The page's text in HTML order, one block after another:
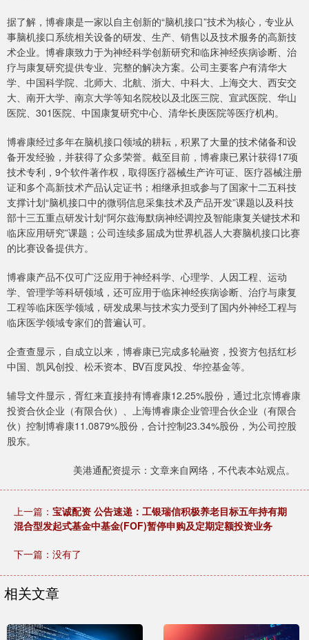
据了解，博睿康是一家以自主创新的“脑机接口”技术为核心，专业从
事脑机接口系统相关设备的研发、生产、销售以及技术服务的高新技
术企业。博睿康致力于为神经科学创新研究和临床神经疾病诊断、治
疗与康复研究提供专业、完整的解决方案。公司主要客户有清华大
学、中国科学院、北师大、北航、浙大、中科大、上海交大、西安交
大、南开大学、南京大学等知名院校以及北医三院、宣武医院、华山
医院、301医院、中国康复研究中心、清华长庚医院等医疗机构。
博睿康经过多年在脑机接口领域的耕耘，积累了大量的技术储备和设
备开发经验，并获得了众多荣誉。截至目前，博睿康已累计获得17项
技术专利，9个软件著作权，取得医疗器械生产许可证、医疗器械注册
证和多个高新技术产品认定证书；相继承担或参与了国家十二五科技
支撑计划“脑机接口中的微弱信息采集技术及产品开发”课题以及科技
部十三五重点研发计划“阿尔兹海默病神经调控及智能康复关键技术和
临床应用研究”课题；公司连续多届成为世界机器人大赛脑机接口比赛
的比赛设备提供方。
博睿康产品不仅可广泛应用于神经科学、心理学、人因工程、运动
学、管理学等科研领域，还可应用于临床神经疾病诊断、治疗与康复
工程等临床医学领域，研发成果与技术实力受到了国内外神经工程与
临床医学领域专家们的普遍认可。
企查查显示，自成立以来，博睿康已完成多轮融资，投资方包括红杉
中国、凯风创投、松禾资本、BV百度风投、华控基金等。
辅导文件显示，胥红来直接持有博睿康12.25%股份，通过北京博睿康
投资合伙企业（有限合伙）、上海博睿康企业管理合伙企业（有限合
伙）控制博睿康11.0879%股份，合计控制23.34%股份，为公司控股
股东。
美港通配资提示：文章来自网络，不代表本站观点。
上一篇： 宝诚配资 公告速递：工银瑞信积极养老目标五年持有期
混合型发起式基金中基金(FOF)暂停申购及定期定额投资业务
下一篇：没有了
相关文章